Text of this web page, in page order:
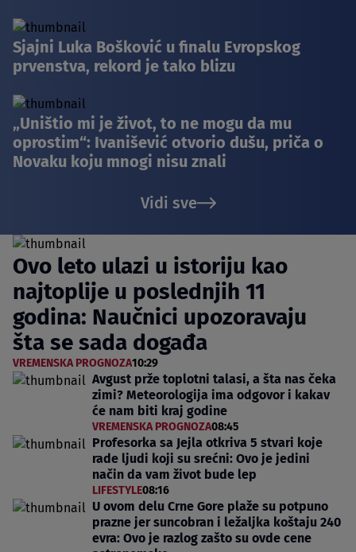
Sjajni Luka Bošković u finalu Evropskog
prvenstva, rekord je tako blizu
„Uništio mi je život, to ne mogu da mu
oprostim“: Ivanišević otvorio dušu, priča o
Novaku koju mnogi nisu znali
Vidi sve
Ovo leto ulazi u istoriju kao
najtoplije u poslednjih 11
godina: Naučnici upozoravaju
šta se sada događa
VREMENSKA PROGNOZA10:29
Avgust prže toplotni talasi, a šta nas čeka
zimi? Meteorologija ima odgovor i kakav
će nam biti kraj godine
VREMENSKA PROGNOZA08:45
Profesorka sa Jejla otkriva 5 stvari koje
rade ljudi koji su srećni: Ovo je jedini
način da vam život bude lep
LIFESTYLE08:16
U ovom delu Crne Gore plaže su potpuno
prazne jer suncobran i ležaljka koštaju 240
evra: Ovo je razlog zašto su ovde cene